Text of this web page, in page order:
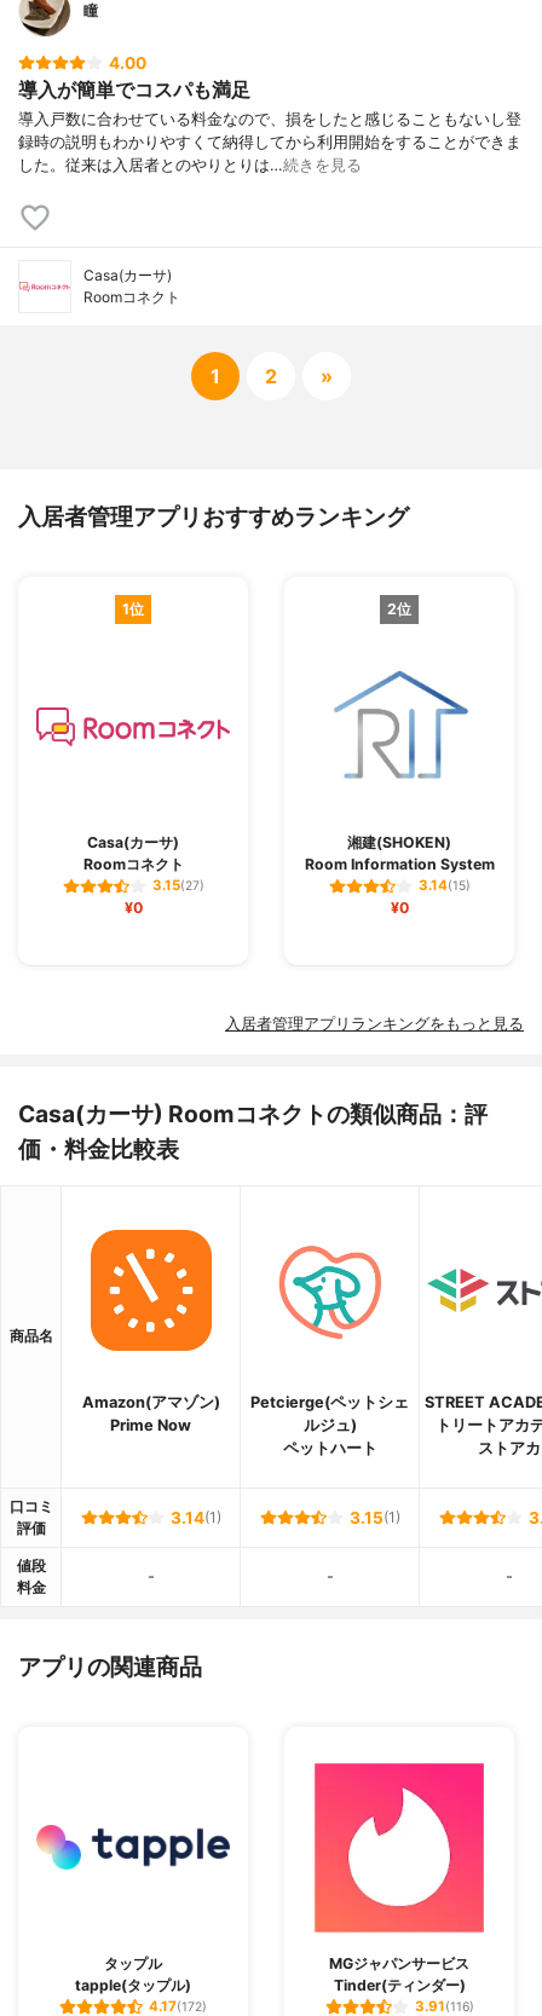
瞳
4.00
導入が簡単でコスパも満足
導入戸数に合わせている料金なので、損をしたと感じることもないし登
録時の説明もわかりやすくて納得してから利用開始をすることができま
した。従来は入居者とのやりとりは…続きを見る
Casa(カーサ)
Roomコネクト
1 2 »
入居者管理アプリおすすめランキング
1位
Casa(カーサ)
Roomコネクト
3.15(27)
¥0
2位
湘建(SHOKEN)
Room Information System
3.14(15)
¥0
入居者管理アプリランキングをもっと見る
Casa(カーサ) Roomコネクトの類似商品：評
価・料金比較表
商品名
Amazon(アマゾン)
Prime Now
Petcierge(ペットシェ
ルジュ)
ペットハート
STREET
トリートアカ
ストアカ
口コミ
評価
3.14(1) 3.15(1)
値段
料金
- - -
アプリの関連商品
タップル
tapple(タップル)
4.17(172)
MGジャパンサービス
Tinder(ティンダー)
3.91(116)